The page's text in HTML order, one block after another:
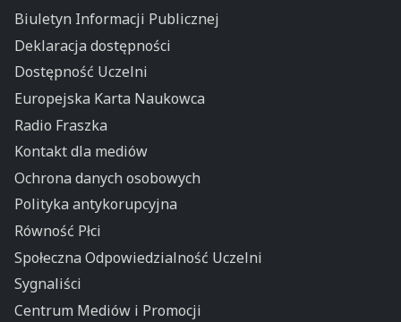
Biuletyn Informacji Publicznej
Deklaracja dostępności
Dostępność Uczelni
Europejska Karta Naukowca
Radio Fraszka
Kontakt dla mediów
Ochrona danych osobowych
Polityka antykorupcyjna
Równość Płci
Społeczna Odpowiedzialność Uczelni
Sygnaliści
Centrum Mediów i Promocji